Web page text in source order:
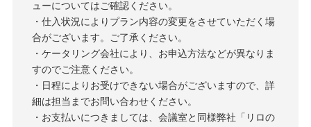
ューについてはご確認ください。
・仕入状況によりプラン内容の変更をさせていただく場
合がございます。ご了承ください。
・ケータリング会社により、お申込方法などが異なりま
すのでご注意ください。
・日程によりお受けできない場合がございますので、詳
細は担当までお問い合わせください。
・お支払いにつきましては、会議室と同様弊社「リロの